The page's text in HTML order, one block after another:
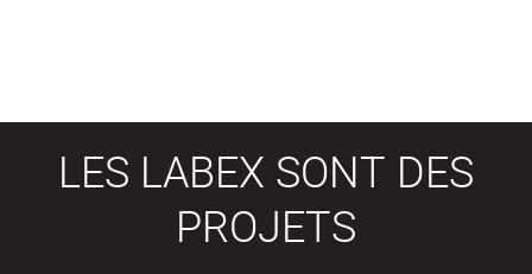
LES LABEX SONT DES
PROJETS